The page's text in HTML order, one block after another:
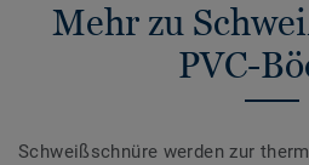
Mehr zu
PVC-
Schweißschnüre werden zur